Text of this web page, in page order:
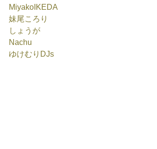
MiyakoIKEDA
妹尾ころり
しょうが
Nachu
ゆけむりDJs